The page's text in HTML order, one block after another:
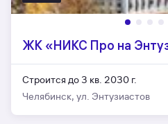
ЖК «НИКС Про на
Строится до 3 кв. 2030 г.
Челябинск, ул. Энтузиастов